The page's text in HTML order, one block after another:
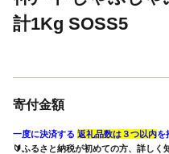
計1Kg SOSS5
寄付金額
一度に決済する 返礼品数は３つ以内を
🔰ふるさと納税が初めての方、詳しく